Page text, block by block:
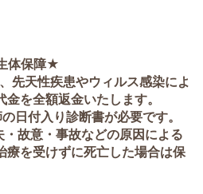
体保障★
先天性疾患やウィルス感染によ
を全額返金いたします。
日付入り診断書が必要です。
故意・事故などの原因による
療を受けずに死亡した場合は保